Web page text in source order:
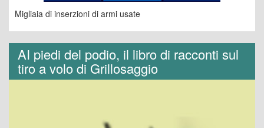
Migliaia di inserzioni di armi usate
AI piedi del podio, il libro di racconti sul
tiro a volo di Grillosaggio